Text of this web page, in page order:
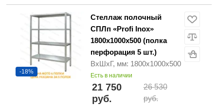
-18%
Стеллаж полочный
СПЛп «Profi Inox»
1800х1000х500 (полка
перфорация 5 шт.)
ВхШхГ, мм: 1800х1000х500
Есть в наличии
21 750
руб.
26 530
руб.